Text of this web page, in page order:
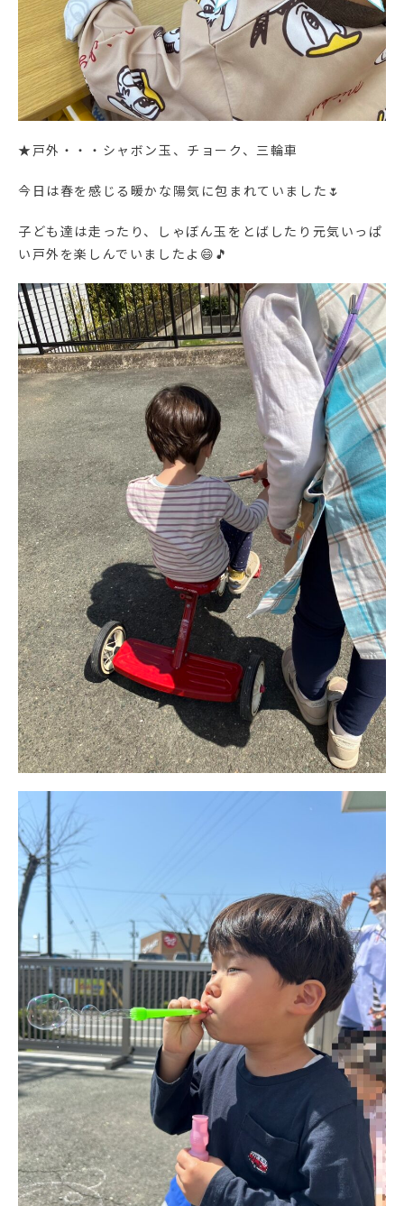
★戸外・・・シャボン玉、チョーク、三輪車
今日は春を感じる暖かな陽気に包まれていました🌷
子ども達は走ったり、しゃぼん玉をとばしたり元気いっぱ
い戸外を楽しんでいましたよ😄🎵